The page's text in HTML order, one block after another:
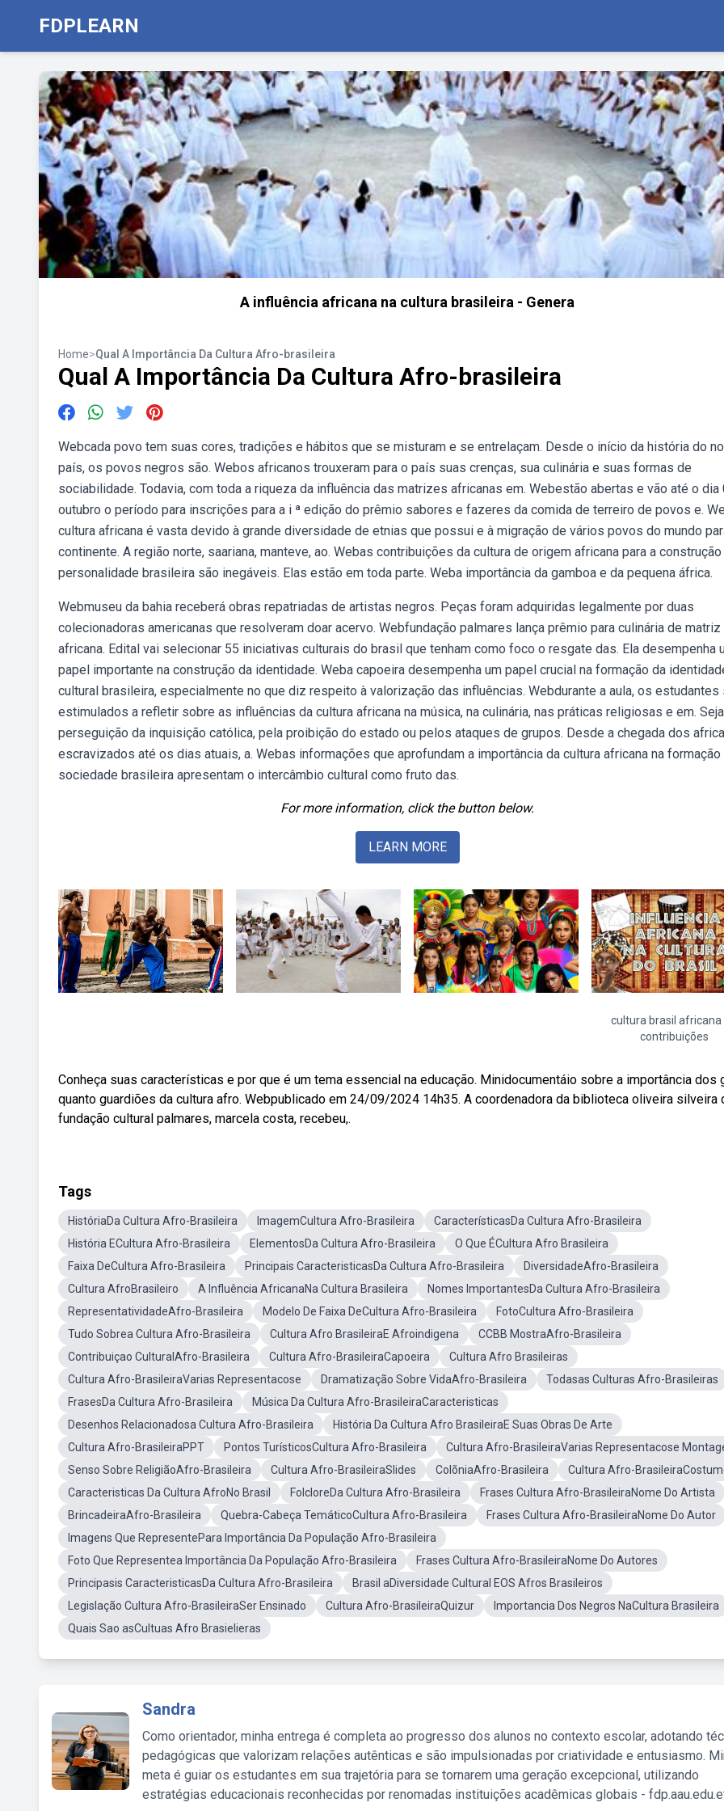
FDPLEARN
A influência africana na cultura brasileira - Genera
Home>Qual A Importância Da Cultura Afro-brasileira
Qual A Importância Da Cultura Afro-brasileira
Webcada povo tem suas cores, tradições e hábitos que se misturam e se entrelaçam. Desde o início da história do
país, os povos negros são. Webos africanos trouxeram para o país suas crenças, sua culinária e suas formas de
sociabilidade. Todavia, com toda a riqueza da influência das matrizes africanas em. Webestão abertas e vão até o dia
outubro o período para inscrições para a i ª edição do prêmio sabores e fazeres da comida de terreiro de povos e.
cultura africana é vasta devido à grande diversidade de etnias que possui e à migração de vários povos do mundo
continente. A região norte, saariana, manteve, ao. Webas contribuições da cultura de origem africana para a construção
personalidade brasileira são inegáveis. Elas estão em toda parte. Weba importância da gamboa e da pequena áfrica.
Webmuseu da bahia receberá obras repatriadas de artistas negros. Peças foram adquiridas legalmente por duas
colecionadoras americanas que resolveram doar acervo. Webfundação palmares lança prêmio para culinária de matriz
africana. Edital vai selecionar 55 iniciativas culturais do brasil que tenham como foco o resgate das. Ela desempenha
papel importante na construção da identidade. Weba capoeira desempenha um papel crucial na formação da
cultural brasileira, especialmente no que diz respeito à valorização das influências. Webdurante a aula, os estudantes
estimulados a refletir sobre as influências da cultura africana na música, na culinária, nas práticas religiosas e em.
perseguição da inquisição católica, pela proibição do estado ou pelos ataques de grupos. Desde a chegada dos
escravizados até os dias atuais, a. Webas informações que aprofundam a importância da cultura africana na formação
sociedade brasileira apresentam o intercâmbio cultural como fruto das.
For more information, click the button below.
LEARN MORE
cultura brasil africana
contribuições
Conheça suas características e por que é um tema essencial na educação. Minidocumentáio sobre a importância dos
quanto guardiões da cultura afro. Webpublicado em 24/09/2024 14h35. A coordenadora da biblioteca oliveira silveira
fundação cultural palmares, marcela costa, recebeu,.
Tags
HistóriaDa Cultura Afro-Brasileira ImagemCultura Afro-Brasileira
CaracterísticasDa Cultura Afro-Brasileira
História ECultura Afro-Brasileira
ElementosDa Cultura Afro-Brasileira
O Que ÉCultura Afro Brasileira
Faixa DeCultura Afro-Brasileira
Principais CaracteristicasDa Cultura Afro-Brasileira
DiversidadeAfro-Brasileira
Cultura AfroBrasileiro
A Influência AfricanaNa Cultura Brasileira
Nomes ImportantesDa Cultura Afro-Brasileira
RepresentatividadeAfro-Brasileira
Modelo De Faixa DeCultura Afro-Brasileira
FotoCultura Afro-Brasileira
Tudo Sobrea Cultura Afro-Brasileira
Cultura Afro BrasileiraE Afroindigena
CCBB MostraAfro-Brasileira
Contribuiçao CulturalAfro-Brasileira
Cultura Afro-BrasileiraCapoeira
Cultura Afro Brasileiras
Cultura Afro-BrasileiraVarias Representacose
Dramatização Sobre VidaAfro-Brasileira
Todasas Culturas Afro-Brasileiras
FrasesDa Cultura Afro-Brasileira
Música Da Cultura Afro-BrasileiraCaracteristicas
Desenhos Relacionadosa Cultura Afro-Brasileira
História Da Cultura Afro BrasileiraE Suas Obras De Arte
Cultura Afro-BrasileiraPPT
Pontos TurísticosCultura Afro-Brasileira
Cultura Afro-BrasileiraVarias Representacose
Senso Sobre ReligiãoAfro-Brasileira
Cultura Afro-BrasileiraSlides ColõniaAfro-Brasileira
Cultura Afro-
Caracteristicas Da Cultura AfroNo Brasil
FolcloreDa Cultura Afro-Brasileira
Frases Cultura Afro-BrasileiraNome Do Artista
BrincadeiraAfro-Brasileira
Quebra-Cabeça TemáticoCultura Afro-Brasileira
Frases Cultura Afro-BrasileiraNome Do Autor
Imagens Que RepresentePara Importância Da População Afro-Brasileira
Foto Que Representea Importância Da População Afro-Brasileira
Frases Cultura Afro-BrasileiraNome Do Autores
Principasis CaracteristicasDa Cultura Afro-Brasileira
Brasil aDiversidade Cultural EOS Afros Brasileiros
Legislação Cultura Afro-BrasileiraSer Ensinado
Cultura Afro-BrasileiraQuizur
Importancia Dos Negros NaCultura Brasileira
Quais Sao asCultuas Afro Brasielieras
Sandra
Como orientador, minha entrega é completa ao progresso dos alunos no contexto escolar, adotando
pedagógicas que valorizam relações autênticas e são impulsionadas por criatividade e entusiasmo.
meta é guiar os estudantes em sua trajetória para se tornarem uma geração excepcional, utilizando
estratégias educacionais reconhecidas por renomadas instituições acadêmicas globais -